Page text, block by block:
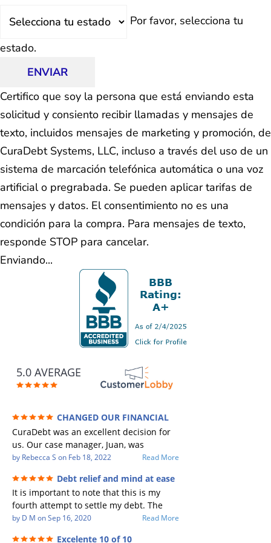
Por favor, selecciona tu
estado.
ENVIAR
Certifico que soy la persona que está enviando esta
solicitud y consiento recibir llamadas y mensajes de
texto, incluidos mensajes de marketing y promoción, de
CuraDebt Systems, LLC, incluso a través del uso de un
sistema de marcación telefónica automática o una voz
artificial o pregrabada. Se pueden aplicar tarifas de
mensajes y datos. El consentimiento no es una
condición para la compra. Para mensajes de texto,
responde STOP para cancelar.
Enviando...
5.0 AVERAGE
CHANGED OUR FINANCIAL
FUTURE (credit 200 Points / 90 K in debt
GONE)
CuraDebt was an excellent decision for
us. Our case manager, Juan, was
incredible to work with. He and Julio
Every communication was quickly
responded to and all of our questions
were answered. We were able to clear
up in excess of 90 K in debt in a few
years with a manageable payment.
by Rebecca S on Feb 18, 2022 Read More
Debt relief and mind at ease
It is important to note that this is my
fourth attempt to settle my debt. The
first debt settlement company gave me
by D M onSep 16, 2020 Read More
Excelente 10 of 10